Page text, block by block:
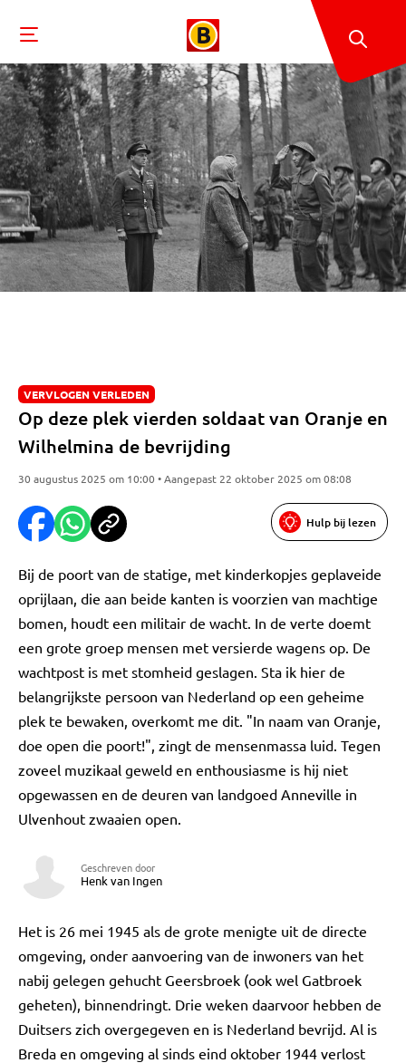
VERVLOGEN VERLEDEN
Op deze plek vierden soldaat van Oranje en
Wilhelmina de bevrijding
30 augustus 2025 om 10:00 • Aangepast 22 oktober 2025 om 08:08
Hulp bij lezen
Bij de poort van de statige, met kinderkopjes geplaveide
oprijlaan, die aan beide kanten is voorzien van machtige
bomen, houdt een militair de wacht. In de verte doemt
een grote groep mensen met versierde wagens op. De
wachtpost is met stomheid geslagen. Sta ik hier de
belangrijkste persoon van Nederland op een geheime
plek te bewaken, overkomt me dit. "In naam van Oranje,
doe open die poort!", zingt de mensenmassa luid. Tegen
zoveel muzikaal geweld en enthousiasme is hij niet
opgewassen en de deuren van landgoed Anneville in
Ulvenhout zwaaien open.
Geschreven door
Henk van Ingen
Het is 26 mei 1945 als de grote menigte uit de directe
omgeving, onder aanvoering van de inwoners van het
nabij gelegen gehucht Geersbroek (ook wel Gatbroek
geheten), binnendringt. Drie weken daarvoor hebben de
Duitsers zich overgegeven en is Nederland bevrijd. Al is
Breda en omgeving al sinds eind oktober 1944 verlost